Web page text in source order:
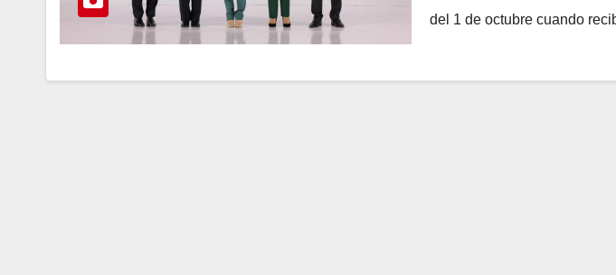
del 1 de octubre cuando